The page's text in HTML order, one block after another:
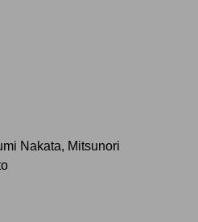
Nakata, Mitsunori